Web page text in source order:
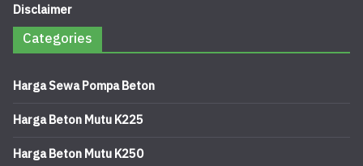
Disclaimer
Categories
Harga Sewa Pompa Beton
Harga Beton Mutu K225
Harga Beton Mutu K250